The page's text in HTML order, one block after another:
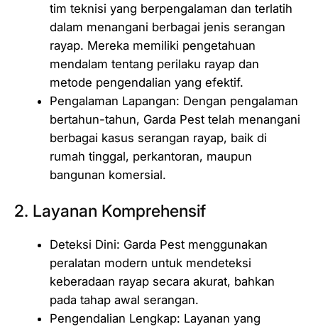
tim teknisi yang berpengalaman dan terlatih
dalam menangani berbagai jenis serangan
rayap. Mereka memiliki pengetahuan
mendalam tentang perilaku rayap dan
metode pengendalian yang efektif.
Pengalaman Lapangan: Dengan pengalaman
bertahun-tahun, Garda Pest telah menangani
berbagai kasus serangan rayap, baik di
rumah tinggal, perkantoran, maupun
bangunan komersial.
2. Layanan Komprehensif
Deteksi Dini: Garda Pest menggunakan
peralatan modern untuk mendeteksi
keberadaan rayap secara akurat, bahkan
pada tahap awal serangan.
Pengendalian Lengkap: Layanan yang